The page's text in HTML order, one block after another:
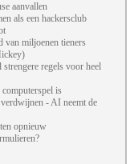
aanvallen
als een hackersclub
van miljoenen tieners
regels voor heel
is
- AI neemt de
opnieuw